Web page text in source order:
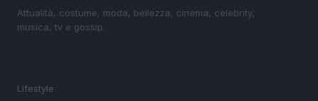
Attualità, costume, moda, bellezza, cinema, celebrity,
musica, tv e gossip.
Lifestyle